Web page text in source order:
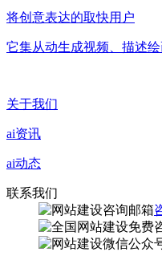
将创意表达的取快用户
它集从动生成视频、描述
关于我们
ai资讯
ai动态
联系我们
微信公众